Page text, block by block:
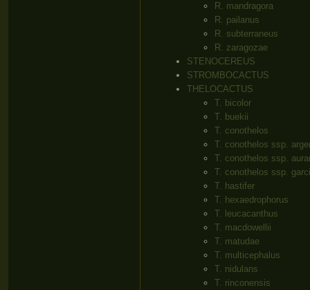
R. mandragora
R. pailanus
R. subterraneus
R. zaragozae
STENOCEREUS
STROMBOCACTUS
THELOCACTUS
T. bicolor
T. buekii
T. conothelos
T. conothelos ssp.
T. conothelos ssp.
T. conothelos ssp.
T. hastifer
T. hexaedrophorus
T. leucacanthus
T. macdowellii
T. matudae
T. multicephalus
T. nidulans
T. rinconensis